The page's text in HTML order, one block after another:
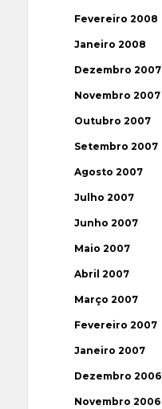
Fevereiro 2008
Janeiro 2008
Dezembro 2007
Novembro 2007
Outubro 2007
Setembro 2007
Agosto 2007
Julho 2007
Junho 2007
Maio 2007
Abril 2007
Março 2007
Fevereiro 2007
Janeiro 2007
Dezembro 2006
Novembro 2006